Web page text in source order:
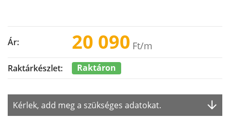
Ár: 20 090 Ft/m
Raktárkészlet: Raktáron
Kérlek, add meg a szükséges adatokat.